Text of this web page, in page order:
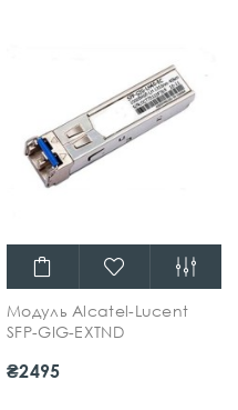
Модуль Alcatel-Lucent
SFP-GIG-EXTND
₴2495